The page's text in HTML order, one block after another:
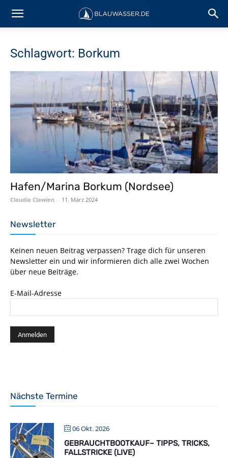
Schlagwort: Borkum
Hafen/Marina Borkum (Nordsee)
Claudia Clawien - 11. März 2024
Newsletter
Keinen neuen Beitrag verpassen? Trage dich für unseren
Newsletter ein und wir informieren dich alle zwei Wochen
über neue Beiträge.
E-Mail-Adresse
Nächste Termine
06 Okt. 2026
GEBRAUCHTBOOTKAUF– TIPPS, TRICKS,
FALLSTRICKE (LIVE)